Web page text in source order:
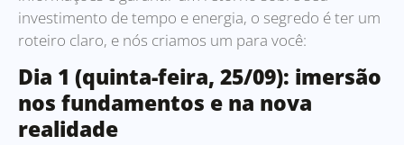
investimento de tempo e energia, o segredo é ter um
roteiro claro, e nós criamos um para você:
Dia 1 (quinta-feira, 25/09): imersão
nos fundamentos e na nova
realidade